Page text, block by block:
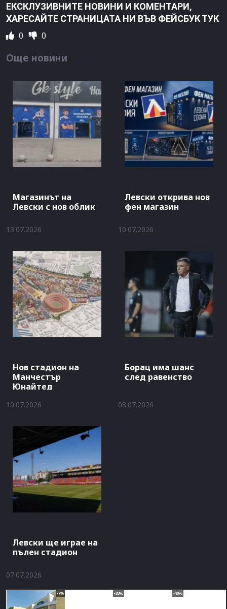
ЕКСКЛУЗИВНИТЕ НОВИНИ И КОМЕНТАРИ,
ХАРЕСАЙТЕ СТРАНИЦАТА НИ ВЪВ ФЕЙСБУК ТУК
0 0
Още новини
Магазинът на
Левски с нов облик
13.07.2026
Левски открива нов
фен магазин
10.07.2026
Нов стадион на
Манчестър
Юнайтед
10.07.2026
Борац има шанс
след равенство
08.07.2026
Левски ще играе на
пълен стадион
07.07.2026